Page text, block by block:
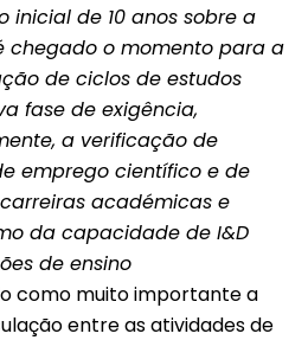
inicial de 10 anos sobre a
chegado o momento para a
de ciclos de estudos
fase de exigência,
a verificação de
emprego científico e de
académicas e
da capacidade de I&D
de ensino
como muito importante a
entre as atividades de